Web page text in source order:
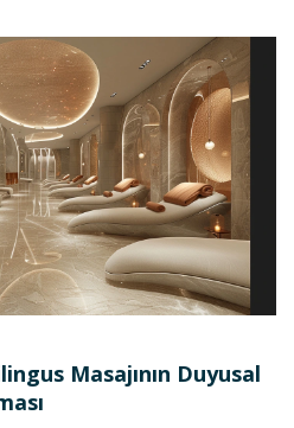
Masajının Duyusal